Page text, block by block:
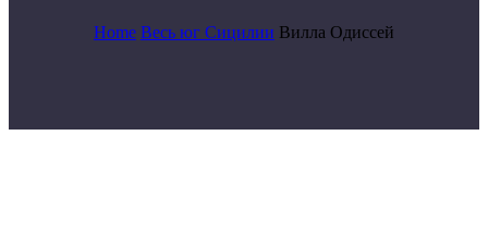
Home Весь юг Сицилии Вилла Одиссей